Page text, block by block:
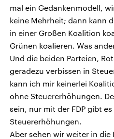
mal ein Gedankenmodell,
keine Mehrheit; dann kann
in einer Großen Koalition
Grünen koalieren. Was
Und die beiden Parteien,
geradezu verbissen in
kann ich mir keinerlei
ohne Steuererhöhungen.
sein, nur mit der FDP gibt es
Steuererhöhungen.
Aber sehen wir weiter in die